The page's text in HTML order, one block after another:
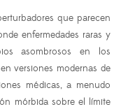
que parecen
enfermedades raras y
asombrosos en los
versiones modernas de
médicas, a menudo
mórbida sobre el límite